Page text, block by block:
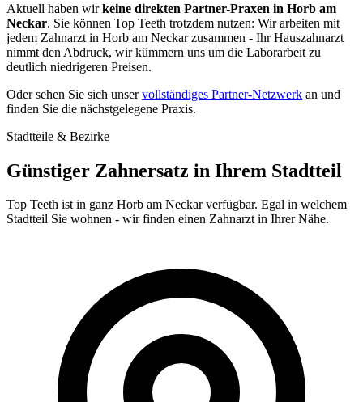
Aktuell haben wirkeine direkten Partner-Praxen in Horb am
Neckar. Sie können Top Teeth trotzdem nutzen: Wir arbeiten mit
jedem Zahnarzt in Horb am Neckarzusammen - Ihr Hauszahnarzt
nimmt den Abdruck, wir kümmern uns um die Laborarbeit zu
deutlich niedrigeren Preisen.
Oder sehen Sie sich unservollständiges Partner-Netzwerk an und
finden Sie die nächstgelegene Praxis.
Stadtteile & Bezirke
Günstiger Zahnersatz in Ihrem Stadtteil
Top Teeth ist in ganz Horb am Neckarverfügbar. Egal in welchem
Stadtteil Sie wohnen - wir finden einen Zahnarzt in Ihrer Nähe.